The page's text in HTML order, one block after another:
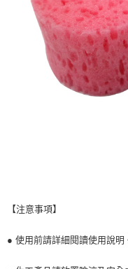
【注意事項】
● 使用前請詳細閱讀使用說明